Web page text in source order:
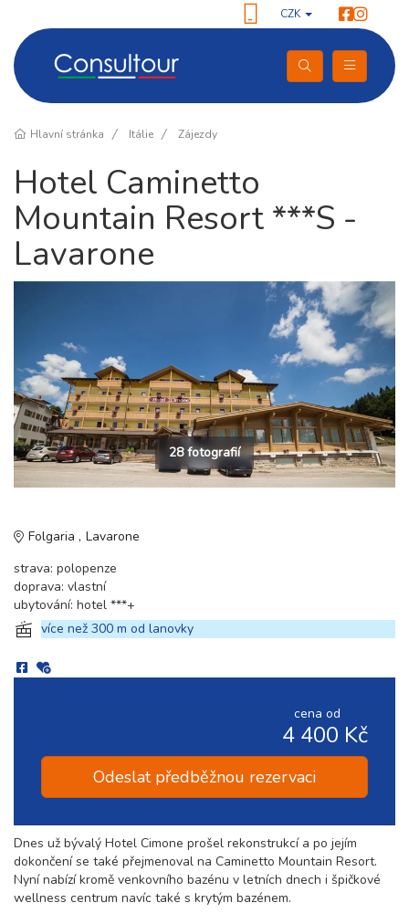
CZK
Hlavní stránka Itálie Zájezdy
Hotel Caminetto
Mountain Resort ***S -
Lavarone
28 fotografií
Folgaria
Lavarone
strava: polopenze
doprava: vlastní
ubytování: hotel ***+
více než 300 m od lanovky
cena od
4 400 Kč
Odeslat předběžnou rezervaci
Dnes už bývalý Hotel Cimone prošel rekonstrukcí a po jejím
dokončení se také přejmenoval na Caminetto Mountain Resort.
Nyní nabízí kromě venkovního bazénu v letních dnech i špičkové
wellness centrum navíc také s krytým bazénem.